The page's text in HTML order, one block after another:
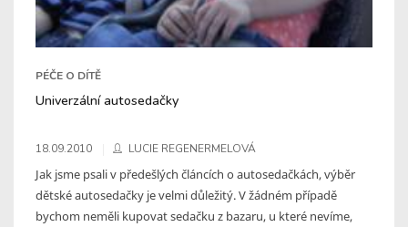
PÉČE O DÍTĚ
Univerzální autosedačky
18.09.2010 LUCIE REGENERMELOVÁ
Jak jsme psali v předešlých článcích o autosedačkách, výběr
dětské autosedačky je velmi důležitý. V žádném případě
bychom neměli kupovat sedačku z bazaru, u které nevíme,